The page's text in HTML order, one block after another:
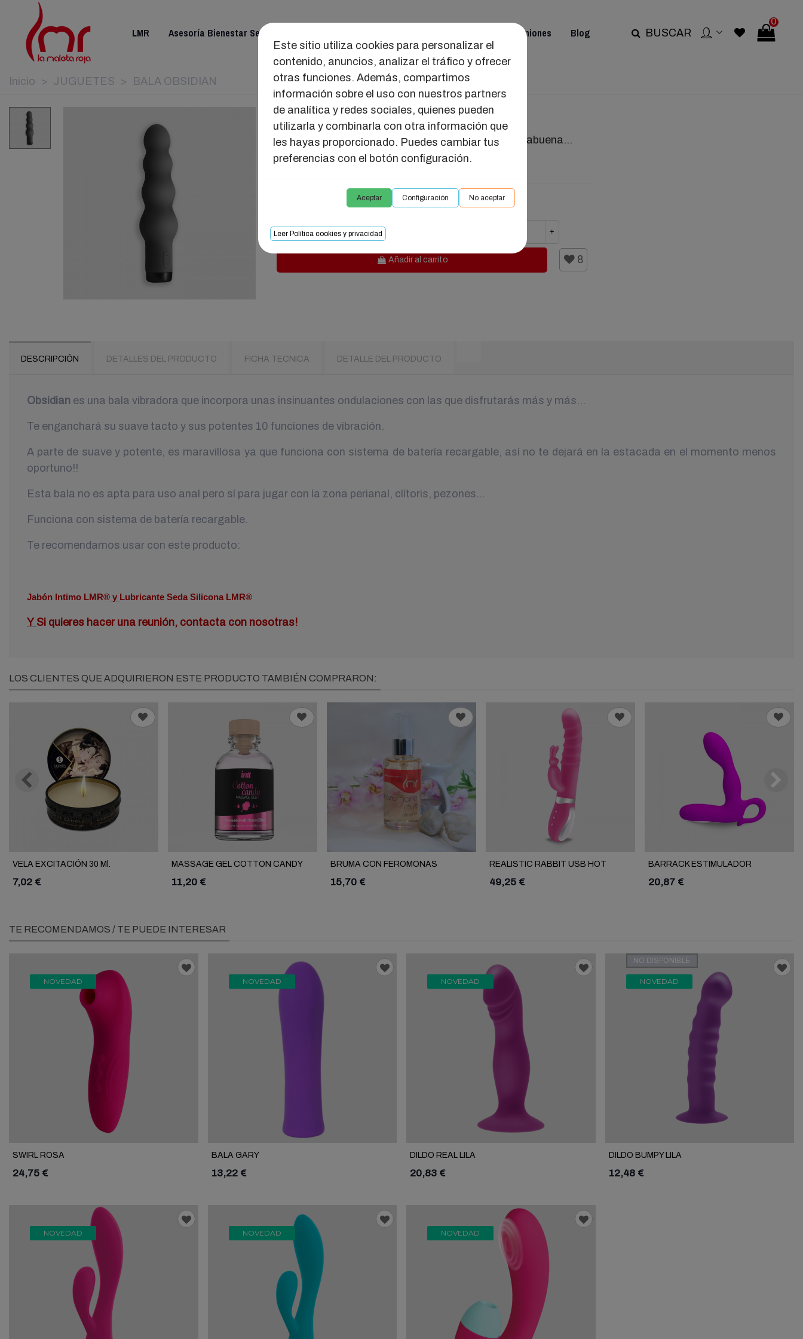
Este sitio utiliza cookies para personalizar el
contenido, anuncios, analizar el tráfico y ofrecer
otras funciones. Además, compartimos
información sobre el uso con nuestros partners
de analítica y redes sociales, quienes pueden
utilizarla y combinarla con otra información que
les hayas proporcionado. Puedes cambiar tus
preferencias con el botón configuración.
Aceptar Configuración No aceptar
Leer Política cookies y privacidad
LMR Asesoría Bienestar Sexual Reuniones Blog BUSCAR
0
Inicio > JUGUETES > BALA OBSIDIAN
BALA OBSIDIAN
Si te encantan las balas vibradoras estás de enhorabuena…
esta es preciosa y funciona a batería!!
- +
Añadir al carrito 8
DESCRIPCIÓN DETALLES DEL PRODUCTO FICHA TECNICA DETALLE DEL PRODUCTO
Obsidian es una bala vibradora que incorpora unas insinuantes ondulaciones con las que disfrutarás más y más…
Te enganchará su suave tacto y sus potentes 10 funciones de vibración.
A parte de suave y potente, es maravillosa ya que funciona con sistema de batería recargable, así no te dejará en la estacada en el momento menos
oportuno!!
Esta bala no es apta para uso anal pero sí para jugar con la zona perianal, clítoris, pezones…
Funciona con sistema de batería recargable.
Te recomendamos usar con este producto:
Jabón Intimo LMR® y Lubricante Seda Silicona LMR®
Y Si quieres hacer una reunión, contacta con nosotras!
LOS CLIENTES QUE ADQUIRIERON ESTE PRODUCTO TAMBIÉN COMPRARON:
VELA EXCITACIÓN 30 Ml.
7,02 €
MASSAGE GEL COTTON CANDY
11,20 €
BRUMA CON FEROMONAS
WHISPER LMR
15,70 €
REALISTIC RABBIT USB HOT
49,25 €
BARRACK ESTIMULADOR
PROSTÁTICO
20,87 €
TE RECOMENDAMOS / TE PUEDE INTERESAR
NOVEDAD
SWIRL ROSA
24,75 €
NOVEDAD
BALA GARY
13,22 €
NOVEDAD
DILDO REAL LILA
20,83 €
NOVEDAD
NO DISPONIBLE
DILDO BUMPY LILA
12,48 €
NOVEDAD NOVEDAD NOVEDAD